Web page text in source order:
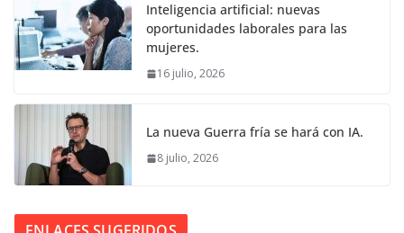
Inteligencia artificial: nuevas
oportunidades laborales para las
mujeres.
16 julio, 2026
La nueva Guerra fría se hará con IA.
8 julio, 2026